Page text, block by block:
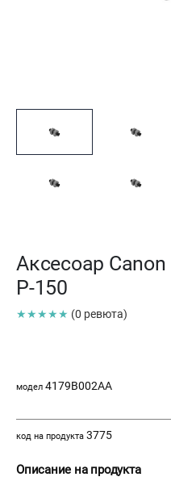
Аксесоар
P-150
★★★★★ (0 ревюта)
модел 4179B002AA
код на продукта 3775
Описание на продукта